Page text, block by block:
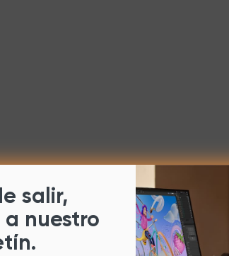
salir,
nuestro